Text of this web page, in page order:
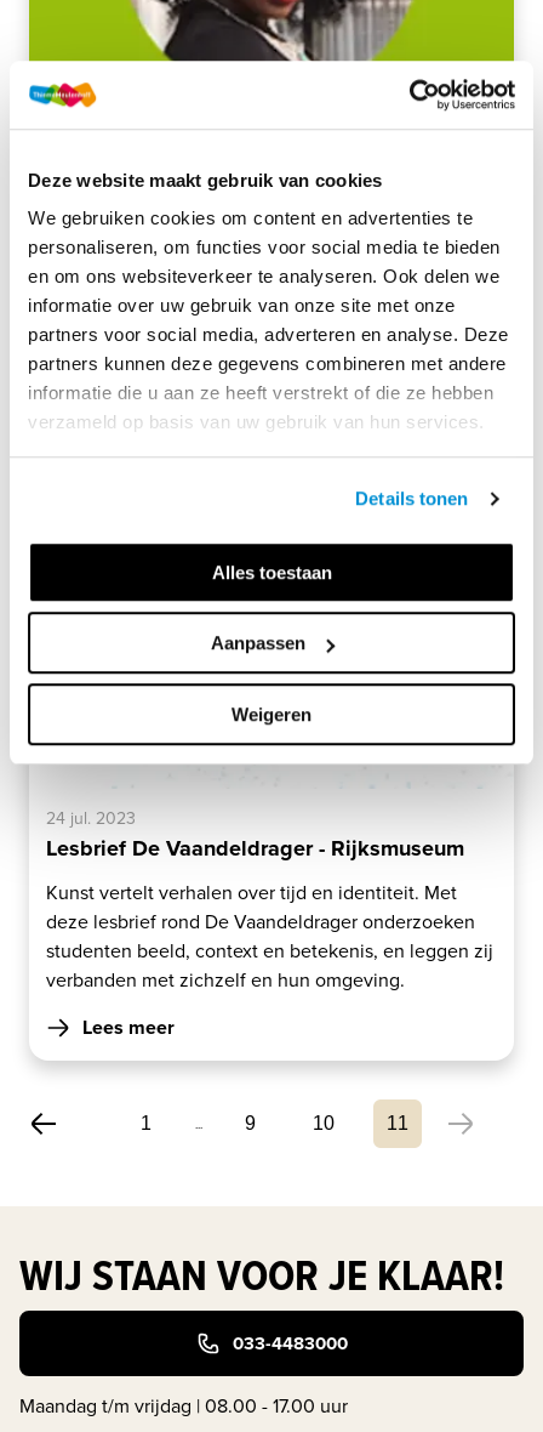
Deze website maakt gebruik van cookies
We gebruiken cookies om content en advertenties te
personaliseren, om functies voor social media te bieden
en om ons websiteverkeer te analyseren. Ook delen we
informatie over uw gebruik van onze site met onze
partners voor social media, adverteren en analyse. Deze
partners kunnen deze gegevens combineren met andere
informatie die u aan ze heeft verstrekt of die ze hebben
verzameld op basis van uw gebruik van hun services.
Details tonen
Alles toestaan
Aanpassen
Weigeren
Zo werkt Yucata aan gelijke kansen op haar
roc
Gelijke kansen beginnen niet bij gelijk behandelen,
maar bij goed kijken. Deze bijdrage laat zien wat
studenten nodig hebben om tot hun recht te komen
in het mbo‑onderwijs.
Lees meer
24 jul. 2023
Lesbrief De Vaandeldrager - Rijksmuseum
Kunst vertelt verhalen over tijd en identiteit. Met
deze lesbrief rond De Vaandeldrager onderzoeken
studenten beeld, context en betekenis, en leggen zij
verbanden met zichzelf en hun omgeving.
Lees meer
1 ... 9 10 11
WIJ STAAN VOOR JE KLAAR!
033-4483000
Maandag t/m vrijdag | 08.00 - 17.00 uur